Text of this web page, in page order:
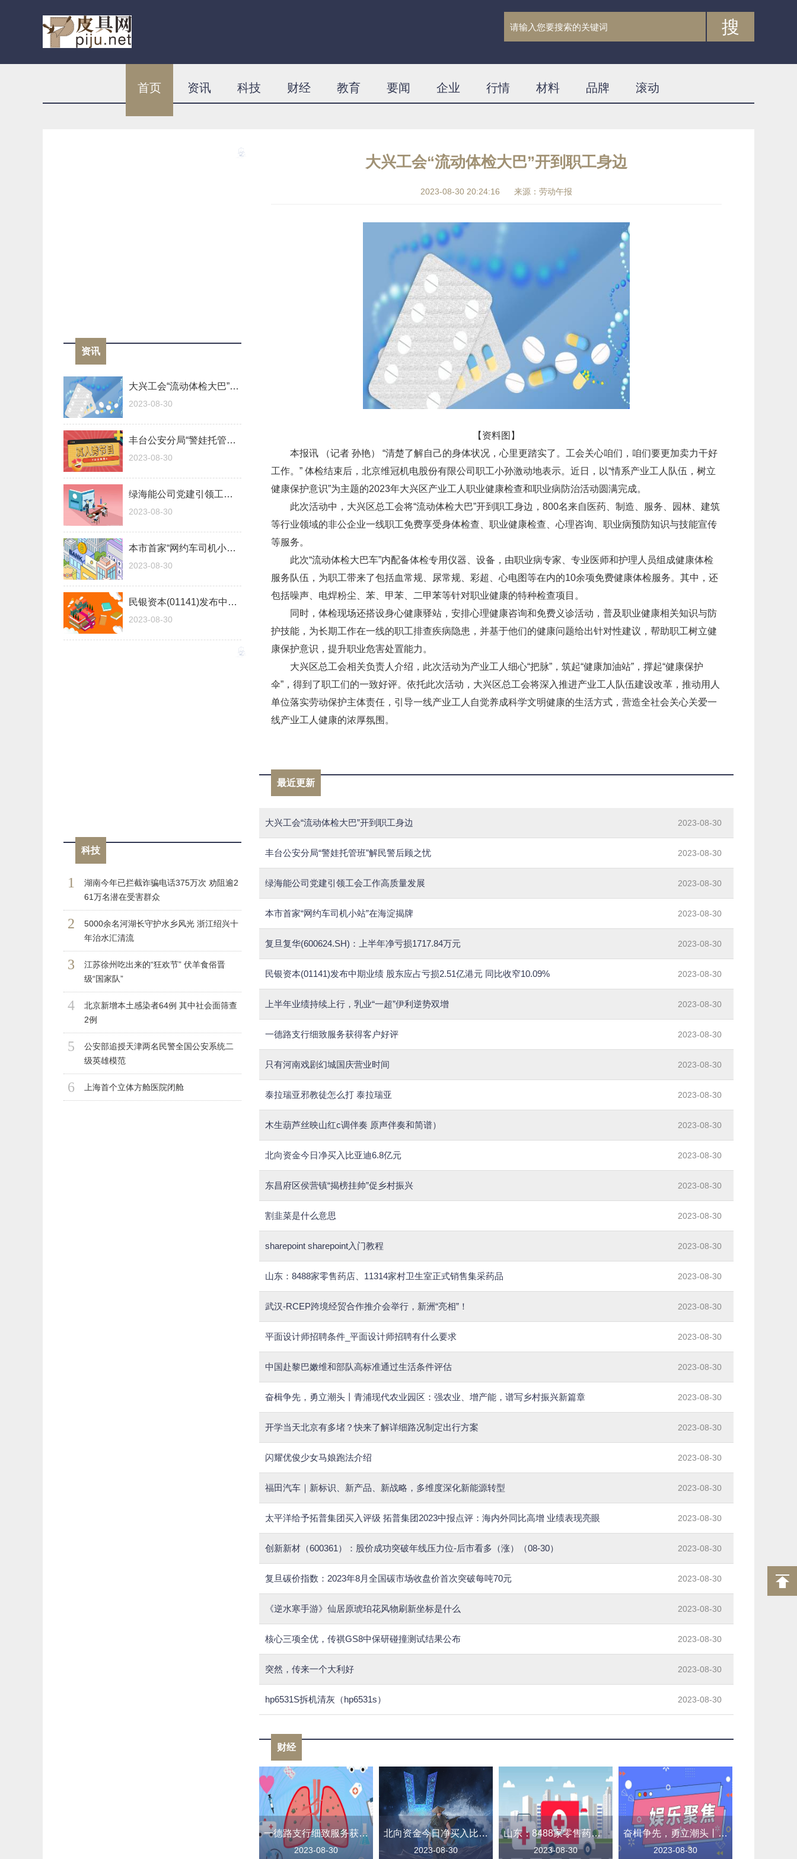
搜
首页 资讯 科技 财经 教育 要闻 企业 行情 材料 品牌 滚动
资讯
大兴工会“流动体检大巴”开到职工身边
2023-08-30
丰台公安分局“警娃托管班”解民警后顾之忧
2023-08-30
绿海能公司党建引领工会工作高质量发展
2023-08-30
本市首家“网约车司机小站”在海淀揭牌
2023-08-30
民银资本(01141)发布中期业绩 股东应占亏损2.51亿港元 同比收窄10.09%
2023-08-30
科技
1
湖南今年已拦截诈骗电话375万次 劝阻逾2
61万名潜在受害群众
2
5000余名河湖长守护水乡风光 浙江绍兴十
年治水汇清流
3
江苏徐州吃出来的“狂欢节” 伏羊食俗晋
级“国家队”
4
北京新增本土感染者64例 其中社会面筛查
2例
5
公安部追授天津两名民警全国公安系统二
级英雄模范
6 上海首个立体方舱医院闭舱
大兴工会“流动体检大巴”开到职工身边
2023-08-30 20:24:16 来源：劳动午报
【资料图】
本报讯 （记者 孙艳） “清楚了解自己的身体状况，心里更踏实了。工会关心咱们，咱们要更加卖力干好
工作。” 体检结束后，北京维冠机电股份有限公司职工小孙激动地表示。近日，以“情系产业工人队伍，树立
健康保护意识”为主题的2023年大兴区产业工人职业健康检查和职业病防治活动圆满完成。
此次活动中，大兴区总工会将“流动体检大巴”开到职工身边，800名来自医药、制造、服务、园林、建筑
等行业领域的非公企业一线职工免费享受身体检查、职业健康检查、心理咨询、职业病预防知识与技能宣传
等服务。
此次“流动体检大巴车”内配备体检专用仪器、设备，由职业病专家、专业医师和护理人员组成健康体检
服务队伍，为职工带来了包括血常规、尿常规、彩超、心电图等在内的10余项免费健康体检服务。其中，还
包括噪声、电焊粉尘、苯、甲苯、二甲苯等针对职业健康的特种检查项目。
同时，体检现场还搭设身心健康驿站，安排心理健康咨询和免费义诊活动，普及职业健康相关知识与防
护技能，为长期工作在一线的职工排查疾病隐患，并基于他们的健康问题给出针对性建议，帮助职工树立健
康保护意识，提升职业危害处置能力。
大兴区总工会相关负责人介绍，此次活动为产业工人细心“把脉”，筑起“健康加油站”，撑起“健康保护
伞”，得到了职工们的一致好评。依托此次活动，大兴区总工会将深入推进产业工人队伍建设改革，推动用人
单位落实劳动保护主体责任，引导一线产业工人自觉养成科学文明健康的生活方式，营造全社会关心关爱一
线产业工人健康的浓厚氛围。
最近更新
大兴工会“流动体检大巴”开到职工身边 2023-08-30
丰台公安分局“警娃托管班”解民警后顾之忧 2023-08-30
绿海能公司党建引领工会工作高质量发展 2023-08-30
本市首家“网约车司机小站”在海淀揭牌 2023-08-30
复旦复华(600624.SH)：上半年净亏损1717.84万元 2023-08-30
民银资本(01141)发布中期业绩 股东应占亏损2.51亿港元 同比收窄10.09% 2023-08-30
上半年业绩持续上行，乳业“一超”伊利逆势双增 2023-08-30
一德路支行细致服务获得客户好评 2023-08-30
只有河南戏剧幻城国庆营业时间 2023-08-30
泰拉瑞亚邪教徒怎么打 泰拉瑞亚 2023-08-30
木生葫芦丝映山红c调伴奏 原声伴奏和简谱） 2023-08-30
北向资金今日净买入比亚迪6.8亿元 2023-08-30
东昌府区侯营镇“揭榜挂帅”促乡村振兴 2023-08-30
割韭菜是什么意思 2023-08-30
sharepoint sharepoint入门教程 2023-08-30
山东：8488家零售药店、11314家村卫生室正式销售集采药品 2023-08-30
武汉-RCEP跨境经贸合作推介会举行，新洲“亮相”！ 2023-08-30
平面设计师招聘条件_平面设计师招聘有什么要求 2023-08-30
中国赴黎巴嫩维和部队高标准通过生活条件评估 2023-08-30
奋楫争先，勇立潮头丨青浦现代农业园区：强农业、增产能，谱写乡村振兴新篇章 2023-08-30
开学当天北京有多堵？快来了解详细路况制定出行方案 2023-08-30
闪耀优俊少女马娘跑法介绍 2023-08-30
福田汽车｜新标识、新产品、新战略，多维度深化新能源转型 2023-08-30
太平洋给予拓普集团买入评级 拓普集团2023中报点评：海内外同比高增 业绩表现亮眼 2023-08-30
创新新材（600361）：股价成功突破年线压力位-后市看多（涨）（08-30） 2023-08-30
复旦碳价指数：2023年8月全国碳市场收盘价首次突破每吨70元 2023-08-30
《逆水寒手游》仙居原琥珀花风物刷新坐标是什么 2023-08-30
核心三项全优，传祺GS8中保研碰撞测试结果公布 2023-08-30
突然，传来一个大利好 2023-08-30
hp6531S拆机清灰（hp6531s） 2023-08-30
财经
一德路支行细致服务获得客户好评
2023-08-30
北向资金今日净买入比亚迪6.8亿元
2023-08-30
山东：8488家零售药店、11314家村卫生室正式销售集采药品
2023-08-30
奋楫争先，勇立潮头丨青浦现代农业园区：强农业、增产能，谱写乡村振兴新篇章
2023-08-30